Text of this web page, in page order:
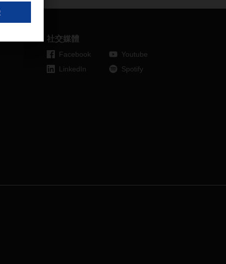
社交媒體
Facebook
LinkedIn
Youtube
Spotify